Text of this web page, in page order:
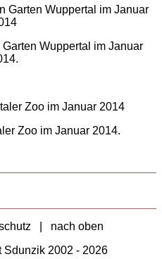
Wuppertal im Januar
Zoo im Januar 2014.
nach oben
2002 - 2026